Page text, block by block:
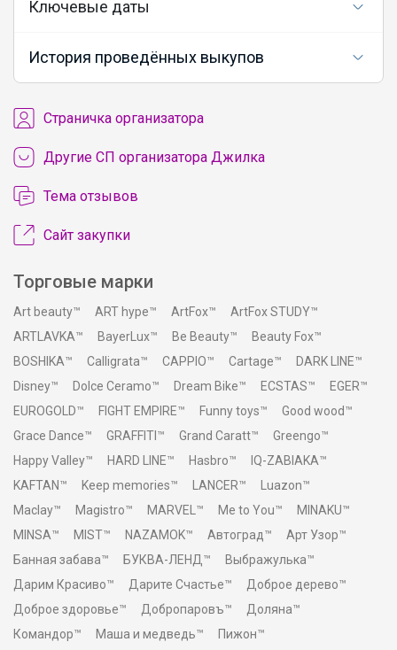
Ключевые даты
История проведённых выкупов
Cтраничка организатора
Другие СП организатора Джилка
Тема отзывов
Сайт закупки
Торговые марки
Art beauty™ ART hype™ ArtFox™
ArtFox STUDY™
ARTLAVKA™
BayerLux™ Be Beauty™
Beauty Fox™
BOSHIKA™
Calligrata™ CAPPIO™ Cartage™
DARK LINE™
Disney™
Dolce Ceramo™ Dream Bike™ ECSTAS™
EGER™
EUROGOLD™
FIGHT EMPIRE™ Funny toys™
Good wood™
Grace Dance™
GRAFFITI™ Grand Caratt™
Greengo™
Happy Valley™
HARD LINE™ Hasbro™
IQ-ZABIAKA™
KAFTAN™
Keep memories™ LANCER™
Luazon™
Maclay™
Magistro™ MARVEL™ Me to You™
MINAKU™
MINSA™
MIST™ NAZAMOK™ Автоград™
Арт Узор™
Банная забава™
БУКВА-ЛЕНД™
Выбражулька™
Дарим Красиво™
Дарите Счастье™
Доброе дерево™
Доброе здоровье™
Добропаровъ™
Доляна™
Командор™
Маша и медведь™
Пижон™